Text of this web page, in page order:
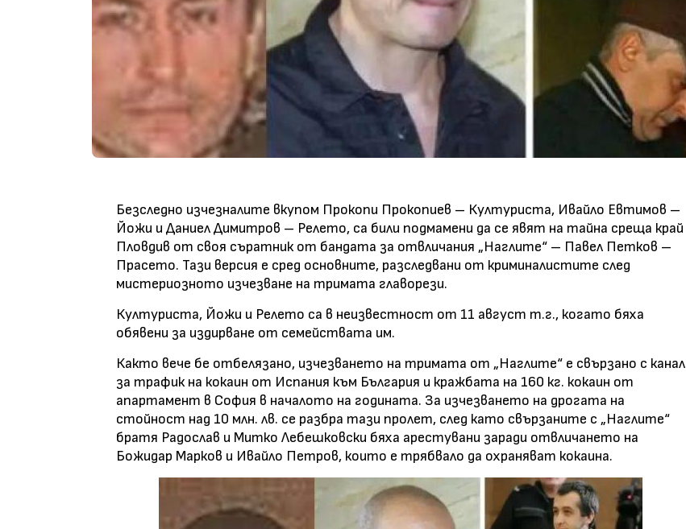
Безследно изчезналите вкупом Прокопи Прокопиев – Културиста, Ивайло Евтимов –
Йожи и Даниел Димитров – Релето, са били подмамени да се явят на тайна среща край
Пловдив от своя съратник от бандата за отвличания „Наглите“ – Павел Петков –
Прасето. Тази версия е сред основните, разследвани от криминалистите след
мистериозното изчезване на тримата главорези.
Културиста, Йожи и Релето са в неизвестност от 11 август т.г., когато бяха
обявени за издирване от семействата им.
Както вече бе отбелязано, изчезването на тримата от „Наглите“ е свързано с канал
за трафик на кокаин от Испания към България и кражбата на 160 кг. кокаин от
апартамент в София в началото на годината. За изчезването на дрогата на
стойност над 10 млн. лв. се разбра тази пролет, след като свързаните с „Наглите“
братя Радослав и Митко Лебешковски бяха арестувани заради отвличането на
Божидар Марков и Ивайло Петров, които е трябвало да охраняват кокаина.